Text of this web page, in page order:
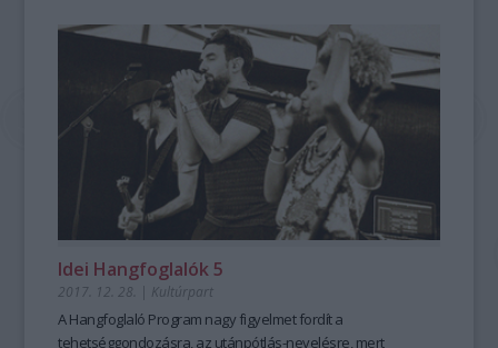
Idei Hangfoglalók 5
2017. 12. 28. | Kultúrpart
A Hangfoglaló Program nagy figyelmet fordít a
tehetséggondozásra, az utánpótlás-nevelésre, mert